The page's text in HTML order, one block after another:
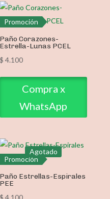
Promoción
Paño Corazones-
Estrella-Lunas PCEL
$ 4.100
Compra x
WhatsApp
Promoción
Agotado
Paño Estrellas-Espirales
PEE
$ 4.100